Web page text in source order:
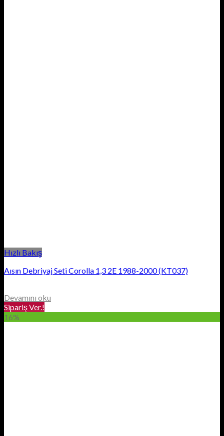
Hızlı Bakış
Aısın Debriyaj Seti Corolla 1,3 2E 1988-2000 (KT037)
Devamını oku
Sipariş Ver.!
16%